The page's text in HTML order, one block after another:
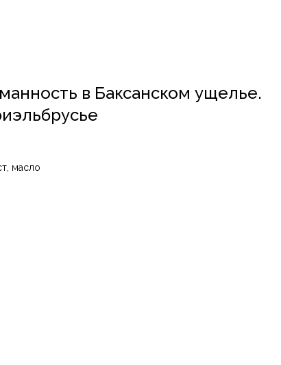
в Баксанском ущелье.
масло